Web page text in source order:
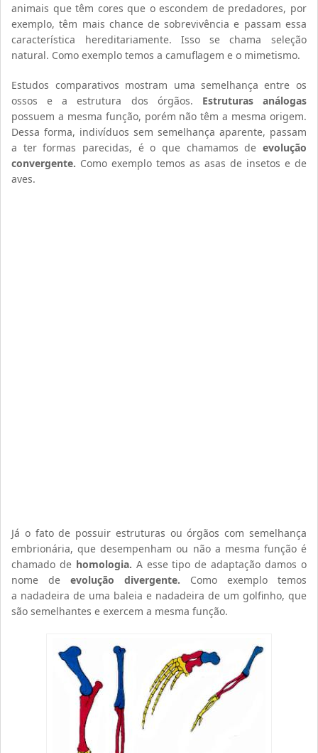
animais que têm cores que o escondem de predadores, por
exemplo, têm mais chance de sobrevivência e passam essa
característica hereditariamente. Isso se chama seleção
natural. Como exemplo temos a camuflagem e o mimetismo.
Estudos comparativos mostram uma semelhança entre os
ossos e a estrutura dos órgãos. Estruturas análogas
possuem a mesma função, porém não têm a mesma origem.
Dessa forma, indivíduos sem semelhança aparente, passam
a ter formas parecidas, é o que chamamos de evolução
convergente. Como exemplo temos as asas de insetos e de
aves.
Já o fato de possuir estruturas ou órgãos com semelhança
embrionária, que desempenham ou não a mesma função é
chamado de homologia. A esse tipo de adaptação damos o
nome de
evolução divergente. Como exemplo temos
a nadadeira de uma baleia e nadadeira de um golfinho, que
são semelhantes e exercem a mesma função.